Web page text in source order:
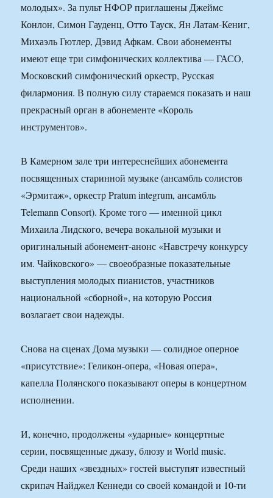
молодых». За пульт НФОР приглашены Джеймс
Конлон, Симон Гауденц, Отто Тауск, Ян Латам-Кениг,
Михаэль Гютлер, Дэвид Афкам. Свои абонементы
имеют еще три симфонических коллектива — ГАСО,
Московский симфонический оркестр, Русская
филармония. В полную силу стараемся показать и наш
прекрасный орган в абонементе «Король
инструментов».
В Камерном зале три интереснейших абонемента
посвященных старинной музыке (ансамбль солистов
«Эрмитаж», оркестр Pratum integrum, ансамбль
Telemann Consort). Кроме того — именной цикл
Михаила Лидского, вечера вокальной музыки и
оригинальный абонемент-анонс «Навстречу конкурсу
им. Чайковского» — своеобразные показательные
выступления молодых пианистов, участников
национальной «сборной», на которую Россия
возлагает свои надежды.
Снова на сценах Дома музыки — солидное оперное
«присутствие»: Геликон-опера, «Новая опера»,
капелла Полянского показывают оперы в концертном
исполнении.
И, конечно, продолжены «ударные» концертные
серии, посвященные джазу, блюзу и World music.
Среди наших «звездных» гостей выступят известный
скрипач Найджел Кеннеди со своей командой и 10-ти